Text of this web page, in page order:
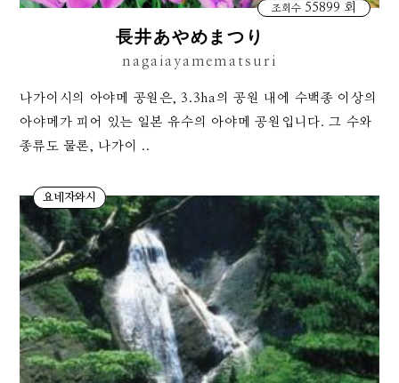
조회수55899 회
長井あやめまつり
nagaiayamematsuri
나가이시의 아야메 공원은, 3.3ha의 공원 내에 수백종 이상의
아야메가 피어 있는 일본 유수의 아야메 공원입니다. 그 수와
종류도 물론, 나가이 ..
요네자와시